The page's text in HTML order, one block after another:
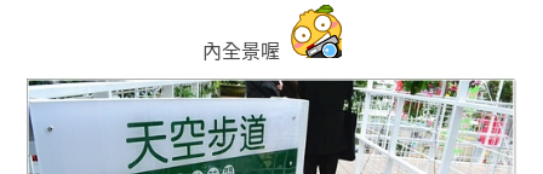
內全景喔